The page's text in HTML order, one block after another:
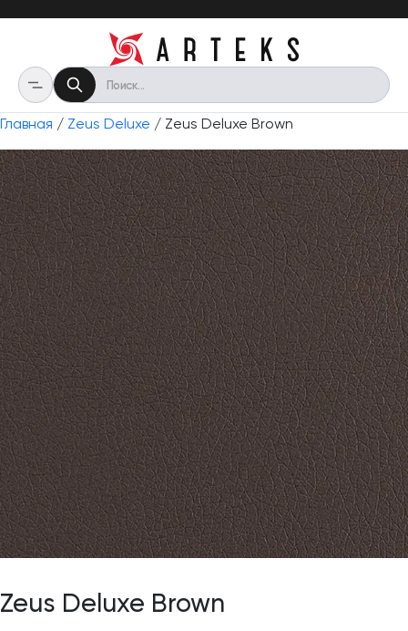
Главная / Zeus Deluxe / Zeus Deluxe Brown
Zeus Deluxe Brown